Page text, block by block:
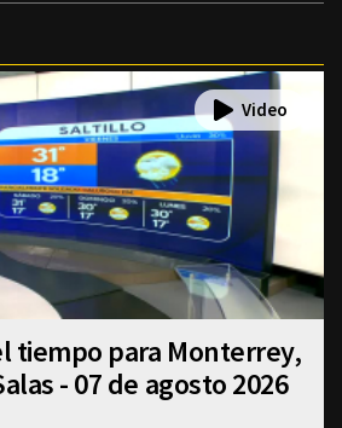
tiempo para Monterrey,
- 07 de agosto 2026